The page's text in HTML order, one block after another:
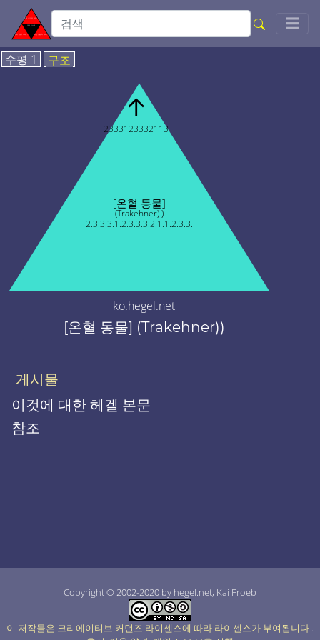
☰
수평 1 구조
[온혈 동물]
(Trakehner) )
2.3.3.3.1.2.3.3.3.2.1.1.2.3.3.
↑
2333123332113
ko.hegel.net
[온혈 동물] (Trakehner))
게시물
이것에 대한 헤겔 본문
참조
Copyright © 2002-2020 by hegel.net, Kai Froeb
이 저작물은 크리에이티브 커먼즈 라이센스에 따라 라이센스가 부여됩니다 .